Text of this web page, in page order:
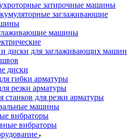
затирочные машины
заглаживающие
машины
диски для заглаживающих машин
диски
гибки арматуры
резки арматуры
станков для резки арматуры
машины
вибраторы
вибраторы